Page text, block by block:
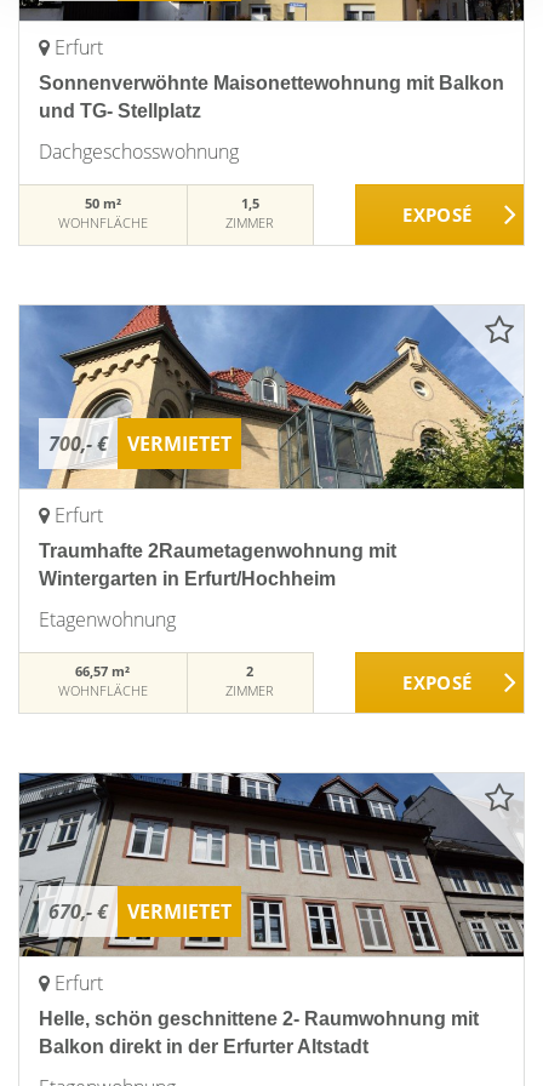
Erfurt
Sonnenverwöhnte Maisonettewohnung mit Balkon
und TG- Stellplatz
Dachgeschosswohnung
50 m²
WOHNFLÄCHE
1,5
ZIMMER
700,- € VERMIETET
Erfurt
Traumhafte 2Raumetagenwohnung mit
Wintergarten in Erfurt/Hochheim
Etagenwohnung
66,57 m²
WOHNFLÄCHE
2
ZIMMER
670,- € VERMIETET
Erfurt
Helle, schön geschnittene 2- Raumwohnung mit
Balkon direkt in der Erfurter Altstadt